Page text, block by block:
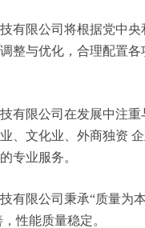
有限公司将根据党中
整与优化，合理配置
有限公司在发展中注
、文化业、外商独资
专业服务。
有限公司秉承“质量为
性能质量稳定。